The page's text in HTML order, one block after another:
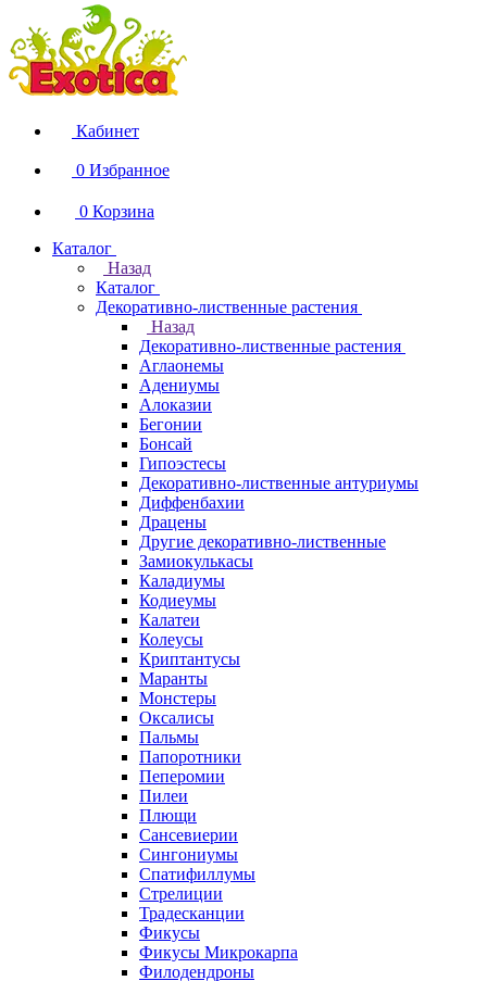
Кабинет
0 Избранное
0 Корзина
Каталог
Назад
Каталог
Декоративно-лиственные растения
Назад
Декоративно-лиственные растения
Аглаонемы
Адениумы
Алоказии
Бегонии
Бонсай
Гипоэстесы
Декоративно-лиственные антуриумы
Диффенбахии
Драцены
Другие декоративно-лиственные
Замиокулькасы
Каладиумы
Кодиеумы
Калатеи
Колеусы
Криптантусы
Маранты
Монстеры
Оксалисы
Пальмы
Папоротники
Пеперомии
Пилеи
Плющи
Сансевиерии
Сингониумы
Спатифиллумы
Стрелиции
Традесканции
Фикусы
Фикусы Микрокарпа
Филодендроны